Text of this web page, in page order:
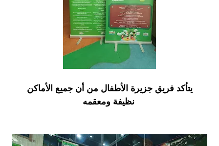
يتأكد فريق جزيرة الأطفال من أن جميع الأماكن
نظيفة ومعقمه